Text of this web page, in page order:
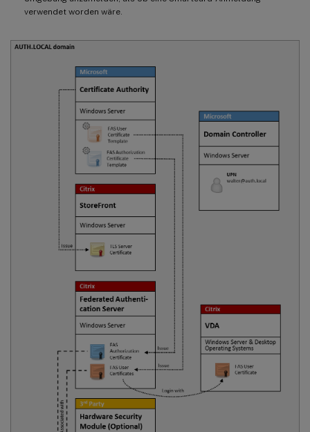
verwendet worden wäre.